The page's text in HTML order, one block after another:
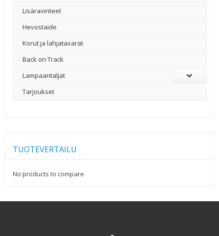
Lisäravinteet
Hevostaide
Korut ja lahjatavarat
Back on Track
Lampaantaljat
Tarjoukset
TUOTEVERTAILU
No products to compare